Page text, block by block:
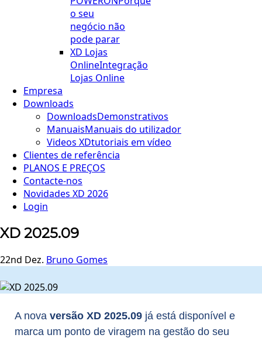
o seu
negócio não
pode parar
XD Lojas
OnlineIntegração
Lojas Online
Empresa
Downloads
DownloadsDemonstrativos
ManuaisManuais do utilizador
Videos XDtutoriais em vídeo
Clientes de referência
PLANOS E PREÇOS
Contacte-nos
Novidades XD 2026
Login
XD 2025.09
22nd Dez. Bruno Gomes
A nova versão XD 2025.09 já está disponível e
marca um ponto de viragem na gestão do seu